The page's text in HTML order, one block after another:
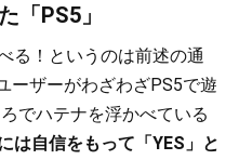
「PS5」
る！というのは前述の通
ーザーがわざわざPS5で遊
でハテナを浮かべている
は自信をもって「YES」と